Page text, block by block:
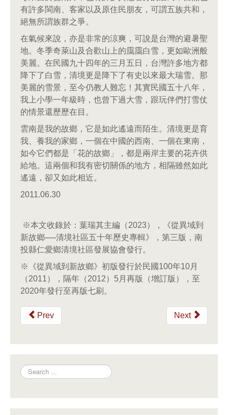
有許多閩南、客家以及原住民朋友，可謂五族共和，
絕無所謂族群之爭。
在氣候來說，亦是非常的涼爽，可說是台灣的避暑聖
地。冬季奇萊山及合歡山上的靄靄白雪，更如歐洲般
美麗。在民國九十四年的三月五日，台灣許多地方都
降下了白雪，清境更是降下了有史以來最大瑞雪。那
美麗的雪景，至今仍教人難忘！其實民國五十八年，
我上小學一年級時，也曾下過大雪，跟玩伴們打雪仗
的情景還歷歷在目。
雲南是我的故鄉，它是如此遙遠而陌生。清境更是育
我、養我的家鄉，一個在中國的西南、一個在東南，
如今它們都是「花的故鄉」，都是兩岸主要的花卉供
給地。這兩個和我有密切關係的地方，相隔雖然如此
遙遠，卻又如此相近。
2011.06.30
※本文收錄於：葉瑞其主編（2023），《從異域到
新故鄉──清境社區五十年歷史專輯》，第三版，南
投縣仁愛鄉清境社區發展協會發行。
※《從異域到新故鄉》初版發行於民國100年10月
（2011），隔年（2012）5月再版（增訂版），至
2020年發行至再版七刷。
Prev Next
Search